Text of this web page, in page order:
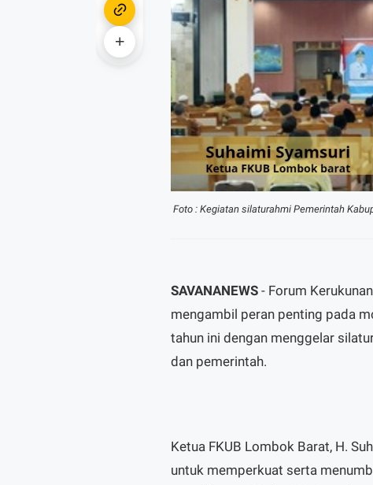
Foto : Kegiatan silaturahmi Pemerintah
SAVANANEWS - Forum
mengambil peran penting pada
tahun ini dengan menggelar
dan pemerintah.
Ketua FKUB Lombok Barat, H.
untuk memperkuat serta